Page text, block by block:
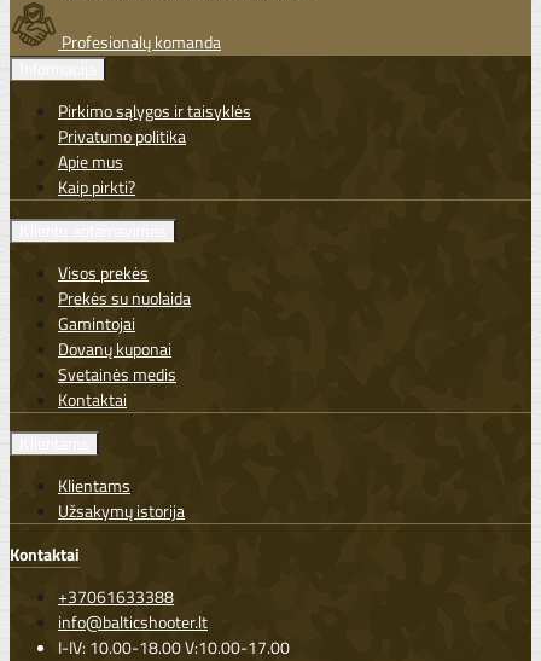
Profesionalų komanda
Pirkimo sąlygos ir taisyklės
Privatumo politika
Apie mus
Kaip pirkti?
Visos prekės
Prekės su nuolaida
Gamintojai
Dovanų kuponai
Svetainės medis
Kontaktai
Klientams
Užsakymų istorija
Kontaktai
+37061633388
info@balticshooter.lt
I-IV: 10.00-18.00 V:10.00-17.00